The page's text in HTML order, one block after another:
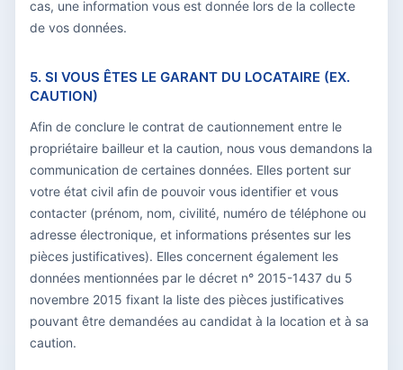
cas, une information vous est donnée lors de la collecte
de vos données.
5. SI VOUS ÊTES LE GARANT DU LOCATAIRE (EX.
CAUTION)
Afin de conclure le contrat de cautionnement entre le
propriétaire bailleur et la caution, nous vous demandons la
communication de certaines données. Elles portent sur
votre état civil afin de pouvoir vous identifier et vous
contacter (prénom, nom, civilité, numéro de téléphone ou
adresse électronique, et informations présentes sur les
pièces justificatives). Elles concernent également les
données mentionnées par le décret n° 2015-1437 du 5
novembre 2015 fixant la liste des pièces justificatives
pouvant être demandées au candidat à la location et à sa
caution.